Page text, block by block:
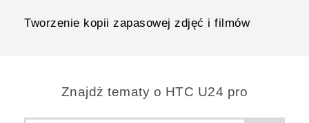
Tworzenie kopii zapasowej zdjęć i filmów
Znajdż tematy o HTC U24 pro